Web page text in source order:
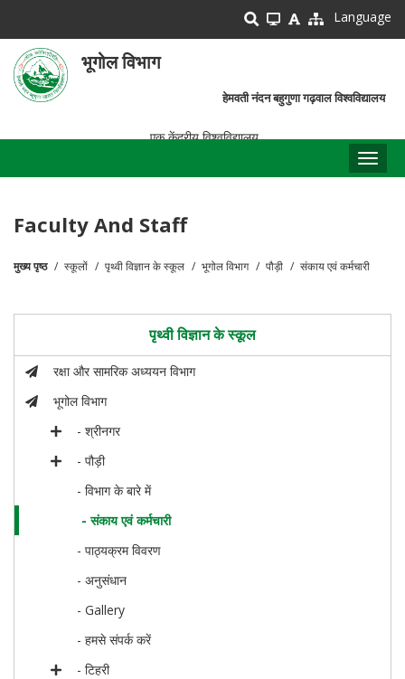
main
content
Language
भूगोल विभाग
हेमवती नंदन बहुगुणा गढ़वाल विश्वविद्यालय
एक केंद्रीय विश्वविद्यालय
Faculty And Staff
मुख्य पृष्ठ स्कूलों पृथ्वी विज्ञान के स्कूल भूगोल विभाग पौड़ी संकाय एवं कर्मचारी
पृथ्वी विज्ञान के स्कूल
रक्षा और सामरिक अध्ययन विभाग
भूगोल विभाग
- श्रीनगर
- पौड़ी
- विभाग के बारे में
- संकाय एवं कर्मचारी
- पाठ्यक्रम विवरण
- अनुसंधान
- Gallery
- हमसे संपर्क करें
- टिहरी